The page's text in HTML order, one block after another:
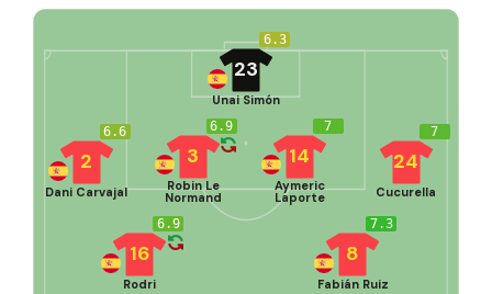
6.3
23
Unai Simón
7
24
Cucurella
7
14
Aymeric
Laporte
6.9
3
Robin Le
Normand
6.6
2
Dani Carvajal
7.3
8
Fabián Ruiz
6.9
16
Rodri